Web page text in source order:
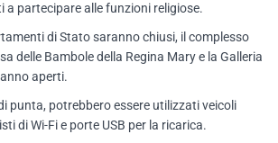
a partecipare alle funzioni religiose.
di Stato saranno chiusi, il complesso
delle Bambole della Regina Mary e la Galleria
aperti.
punta, potrebbero essere utilizzati veicoli
di Wi-Fi e porte USB per la ricarica.